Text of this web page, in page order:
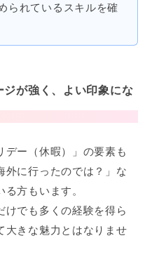
られているスキルを確
ジが強く、よい印象にな
デー（休暇）」の要素も
外に行ったのでは？」な
方もいます。
けでも多くの経験を得ら
大きな魅力とはなりませ